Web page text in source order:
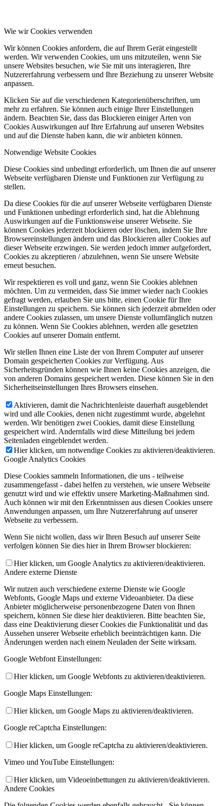
Wie wir Cookies verwenden
Wir können Cookies anfordern, die auf Ihrem Gerät eingestellt
werden. Wir verwenden Cookies, um uns mitzuteilen, wenn Sie
unsere Websites besuchen, wie Sie mit uns interagieren, Ihre
Nutzererfahrung verbessern und Ihre Beziehung zu unserer Website
anpassen.
Klicken Sie auf die verschiedenen Kategorienüberschriften, um
mehr zu erfahren. Sie können auch einige Ihrer Einstellungen
ändern. Beachten Sie, dass das Blockieren einiger Arten von
Cookies Auswirkungen auf Ihre Erfahrung auf unseren Websites
und auf die Dienste haben kann, die wir anbieten können.
Notwendige Website Cookies
Diese Cookies sind unbedingt erforderlich, um Ihnen die auf unserer
Webseite verfügbaren Dienste und Funktionen zur Verfügung zu
stellen.
Da diese Cookies für die auf unserer Webseite verfügbaren Dienste
und Funktionen unbedingt erforderlich sind, hat die Ablehnung
Auswirkungen auf die Funktionsweise unserer Webseite. Sie
können Cookies jederzeit blockieren oder löschen, indem Sie Ihre
Browsereinstellungen ändern und das Blockieren aller Cookies auf
dieser Webseite erzwingen. Sie werden jedoch immer aufgefordert,
Cookies zu akzeptieren / abzulehnen, wenn Sie unsere Website
erneut besuchen.
Wir respektieren es voll und ganz, wenn Sie Cookies ablehnen
möchten. Um zu vermeiden, dass Sie immer wieder nach Cookies
gefragt werden, erlauben Sie uns bitte, einen Cookie für Ihre
Einstellungen zu speichern. Sie können sich jederzeit abmelden oder
andere Cookies zulassen, um unsere Dienste vollumfänglich nutzen
zu können. Wenn Sie Cookies ablehnen, werden alle gesetzten
Cookies auf unserer Domain entfernt.
Wir stellen Ihnen eine Liste der von Ihrem Computer auf unserer
Domain gespeicherten Cookies zur Verfügung. Aus
Sicherheitsgründen können wie Ihnen keine Cookies anzeigen, die
von anderen Domains gespeichert werden. Diese können Sie in den
Sicherheitseinstellungen Ihres Browsers einsehen.
Aktivieren, damit die Nachrichtenleiste dauerhaft ausgeblendet
wird und alle Cookies, denen nicht zugestimmt wurde, abgelehnt
werden. Wir benötigen zwei Cookies, damit diese Einstellung
gespeichert wird. Andernfalls wird diese Mitteilung bei jedem
Seitenladen eingeblendet werden.
Hier klicken, um notwendige Cookies zu aktivieren/deaktivieren.
Google Analytics Cookies
Diese Cookies sammeln Informationen, die uns - teilweise
zusammengefasst - dabei helfen zu verstehen, wie unsere Webseite
genutzt wird und wie effektiv unsere Marketing-Maßnahmen sind.
Auch können wir mit den Erkenntnissen aus diesen Cookies unsere
Anwendungen anpassen, um Ihre Nutzererfahrung auf unserer
Webseite zu verbessern.
Wenn Sie nicht wollen, dass wir Ihren Besuch auf unserer Seite
verfolgen können Sie dies hier in Ihrem Browser blockieren:
Hier klicken, um Google Analytics zu aktivieren/deaktivieren.
Andere externe Dienste
Wir nutzen auch verschiedene externe Dienste wie Google
Webfonts, Google Maps und externe Videoanbieter. Da diese
Anbieter möglicherweise personenbezogene Daten von Ihnen
speichern, können Sie diese hier deaktivieren. Bitte beachten Sie,
dass eine Deaktivierung dieser Cookies die Funktionalität und das
Aussehen unserer Webseite erheblich beeinträchtigen kann. Die
Änderungen werden nach einem Neuladen der Seite wirksam.
Google Webfont Einstellungen:
Hier klicken, um Google Webfonts zu aktivieren/deaktivieren.
Google Maps Einstellungen:
Hier klicken, um Google Maps zu aktivieren/deaktivieren.
Google reCaptcha Einstellungen:
Hier klicken, um Google reCaptcha zu aktivieren/deaktivieren.
Vimeo und YouTube Einstellungen:
Hier klicken, um Videoeinbettungen zu aktivieren/deaktivieren.
Andere Cookies